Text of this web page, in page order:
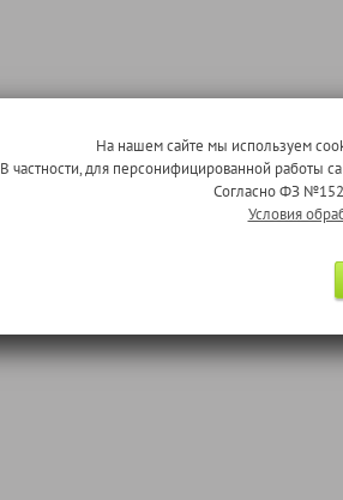
На нашем сайте мы используем
В частности, для персонифицированной работы
Согласно ФЗ
Условия